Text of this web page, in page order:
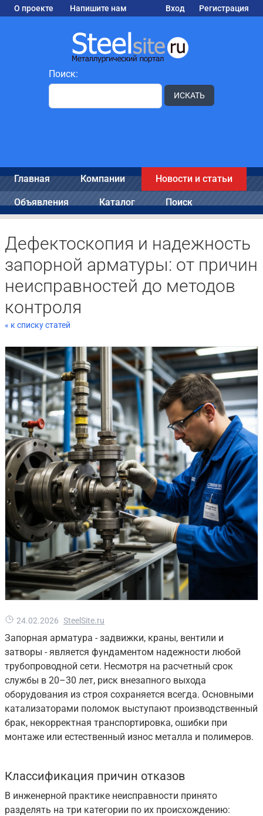
О проекте Напишите нам Вход Регистрация
Поиск:
ИСКАТЬ
Главная Компании Новости и статьи
Объявления Каталог Поиск
Дефектоскопия и надежность
запорной арматуры: от причин
неисправностей до методов
контроля
« к списку статей
24.02.2026 SteelSite.ru
Запорная арматура - задвижки, краны, вентили и
затворы - является фундаментом надежности любой
трубопроводной сети. Несмотря на расчетный срок
службы в 20–30 лет, риск внезапного выхода
оборудования из строя сохраняется всегда. Основными
катализаторами поломок выступают производственный
брак, некорректная транспортировка, ошибки при
монтаже или естественный износ металла и полимеров.
Классификация причин отказов
В инженерной практике неисправности принято
разделять на три категории по их происхождению: